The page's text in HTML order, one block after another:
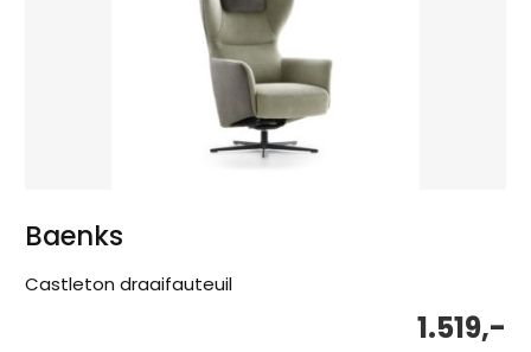
Baenks
Castleton draaifauteuil
1.519,-